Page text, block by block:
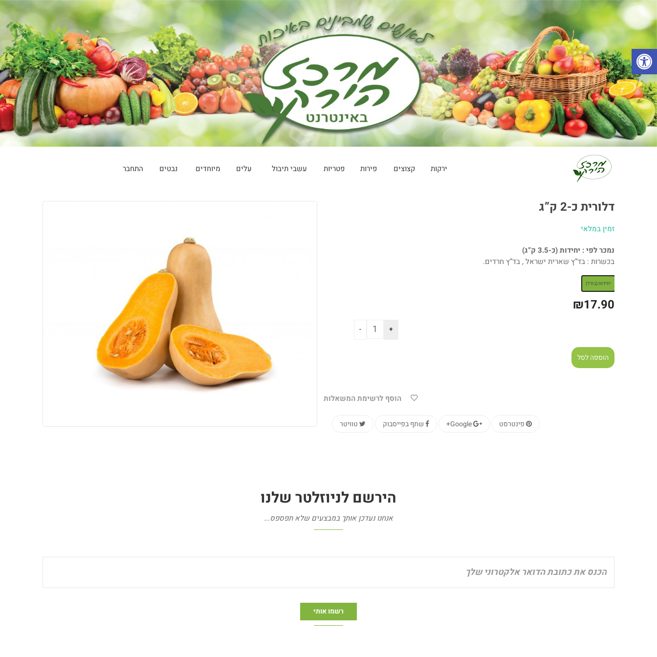
פתח סרגל נגישות
ירקות קצוצים פירות פטריות עשבי תיבול עלים מיוחדים נבטים התחבר
דלורית כ-2 ק”ג
זמין במלאי
נמכר לפי : יחידות (כ-3.5 ק”ג)
בכשרות : בד”ץ שארית ישראל , בד”ץ חרדים.
יחידות (בודד)
₪17.90
הוספה לסל
הוסף לרשימת המשאלות
טוויטר שתף בפייסבוק Google+ פינטרסט
הירשם לניוזלטר שלנו
אנחנו נעדכן אותך במבצעים שלא תפספס...